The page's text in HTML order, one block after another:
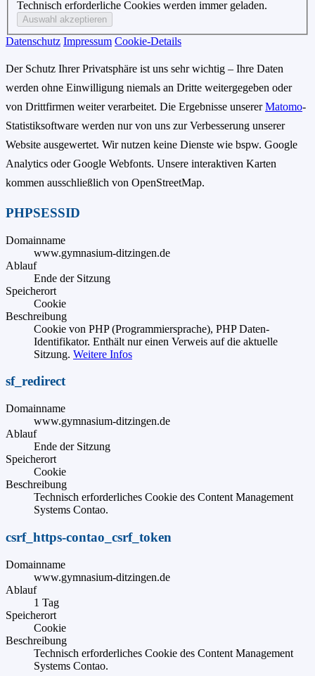
Technisch erforderliche Cookies werden immer geladen.
Datenschutz Impressum Cookie-Details
Der Schutz Ihrer Privatsphäre ist uns sehr wichtig – Ihre Daten
werden ohne Einwilligung niemals an Dritte weitergegeben oder
von Drittfirmen weiter verarbeitet. Die Ergebnisse unsererMatomo-
Statistiksoftware werden nur von uns zur Verbesserung unserer
Website ausgewertet. Wir nutzen keine Dienste wie bspw. Google
Analytics oder Google Webfonts. Unsere interaktiven Karten
kommen ausschließlich von OpenStreetMap.
PHPSESSID
Domainname
www.gymnasium-ditzingen.de
Ablauf
Ende der Sitzung
Speicherort
Cookie
Beschreibung
Cookie von PHP (Programmiersprache), PHP Daten-
Identifikator. Enthält nur einen Verweis auf die aktuelle
Sitzung. Weitere Infos
sf_redirect
Domainname
www.gymnasium-ditzingen.de
Ablauf
Ende der Sitzung
Speicherort
Cookie
Beschreibung
Technisch erforderliches Cookie des Content Management
Systems Contao.
csrf_https-contao_csrf_token
Domainname
www.gymnasium-ditzingen.de
Ablauf
1 Tag
Speicherort
Cookie
Beschreibung
Technisch erforderliches Cookie des Content Management
Systems Contao.